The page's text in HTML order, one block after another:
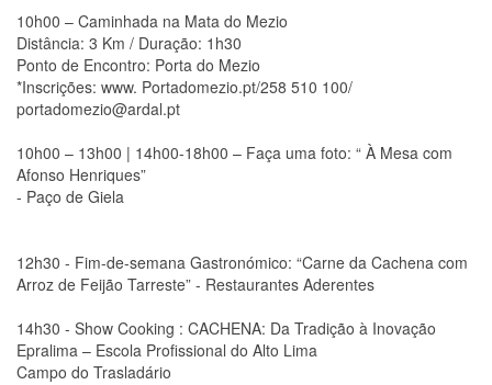
10h00 – Caminhada na Mata do Mezio
Distância: 3 Km / Duração: 1h30
Ponto de Encontro: Porta do Mezio
*Inscrições: www. Portadomezio.pt/258 510 100/
portadomezio@ardal.pt
10h00 – 13h00 | 14h00-18h00 – Faça uma foto: “ À Mesa com
Afonso Henriques”
- Paço de Giela
12h30 - Fim-de-semana Gastronómico: “Carne da Cachena com
Arroz de Feijão Tarreste” - Restaurantes Aderentes
14h30 - Show Cooking : CACHENA: Da Tradição à Inovação
Epralima – Escola Profissional do Alto Lima
Campo do Trasladário